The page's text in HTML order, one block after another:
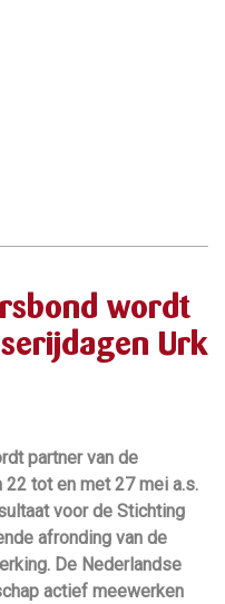
wordt
Urk
partner van de
tot en met 27 mei a.s.
voor de Stichting
afronding van de
De Nederlandse
actief meewerken